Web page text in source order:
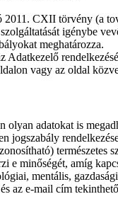
2011. CXII törvény (a
igénybe
meghatározza.
vagy az oldal
olyan adatokat is
jogszabály
e minőségét, amíg
mentális,
az e-mail cím